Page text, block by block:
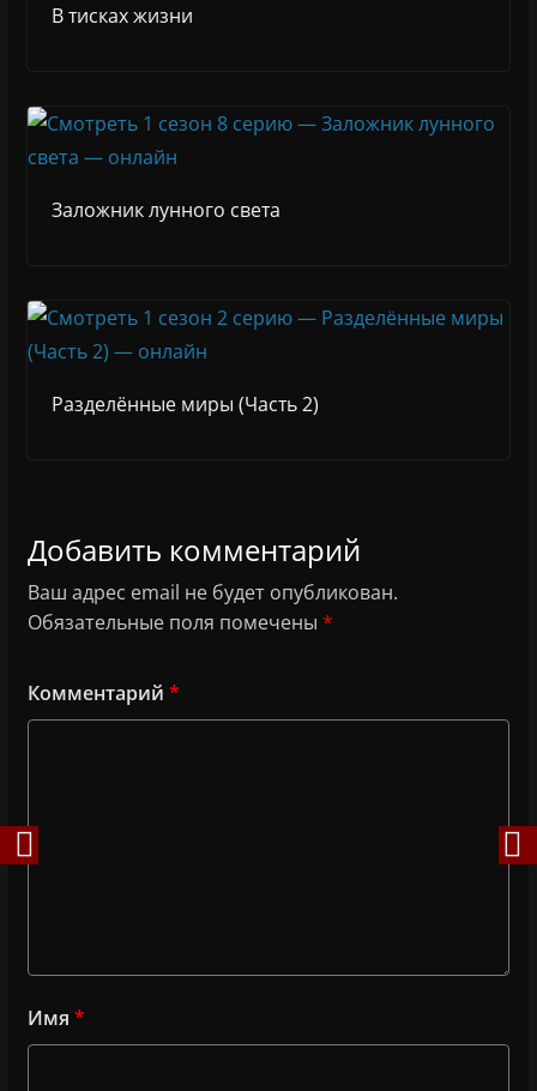
В тисках жизни
Заложник лунного света
Разделённые миры (Часть 2)
Добавить комментарий
Ваш адрес email не будет опубликован.
Обязательные поля помечены *
Комментарий *
Имя *